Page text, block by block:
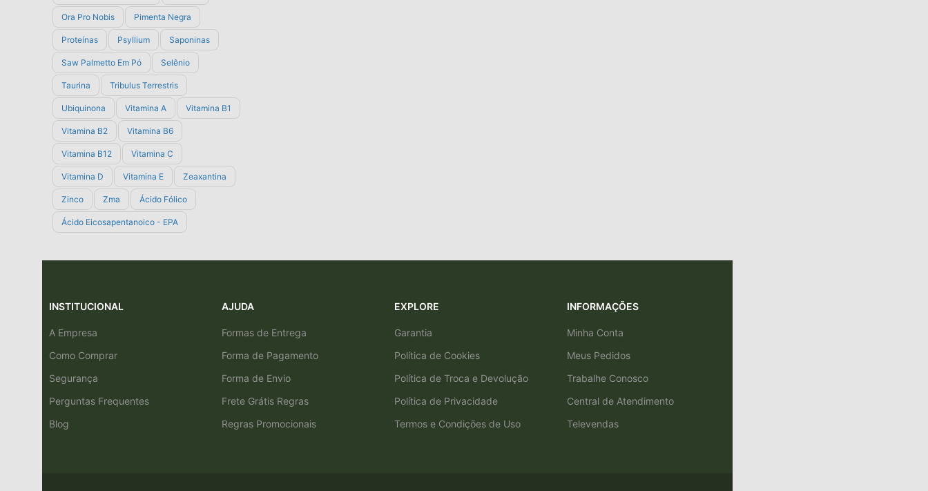
Ora Pro Nobis Pimenta Negra
Proteínas Psyllium Saponinas
Saw Palmetto Em Pó Selênio
Taurina Tribulus Terrestris
Ubiquinona Vitamina A Vitamina B1
Vitamina B2 Vitamina B6
Vitamina B12 Vitamina C
Vitamina D Vitamina E Zeaxantina
Zinco Zma Ácido Fólico
Ácido Eicosapentanoico - EPA
INSTITUCIONAL
A Empresa
Como Comprar
Segurança
Perguntas Frequentes
Blog
AJUDA
Formas de Entrega
Forma de Pagamento
Forma de Envio
Frete Grátis Regras
Regras Promocionais
EXPLORE
Garantia
Política de Cookies
Política de Troca e Devolução
Política de Privacidade
Termos e Condições de Uso
INFORMAÇÕES
Minha Conta
Meus Pedidos
Trabalhe Conosco
Central de Atendimento
Televendas